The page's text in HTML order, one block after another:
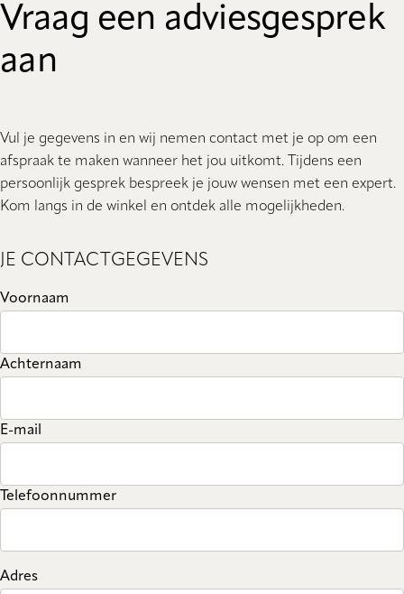
Vraag een adviesgesprek
aan
Vul je gegevens in en wij nemen contact met je op om een
afspraak te maken wanneer het jou uitkomt. Tijdens een
persoonlijk gesprek bespreek je jouw wensen met een expert.
Kom langs in de winkel en ontdek alle mogelijkheden.
JE CONTACTGEGEVENS
Voornaam
Achternaam
E-mail
Telefoonnummer
Adres